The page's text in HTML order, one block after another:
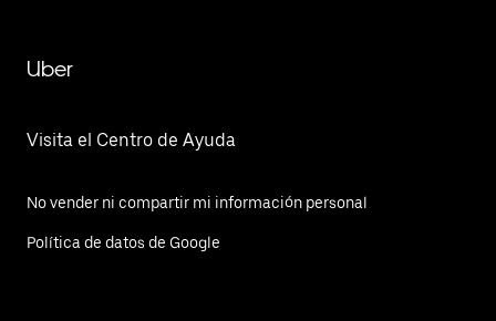
Uber
Visita el Centro de Ayuda
No vender ni compartir mi información personal
Política de datos de Google